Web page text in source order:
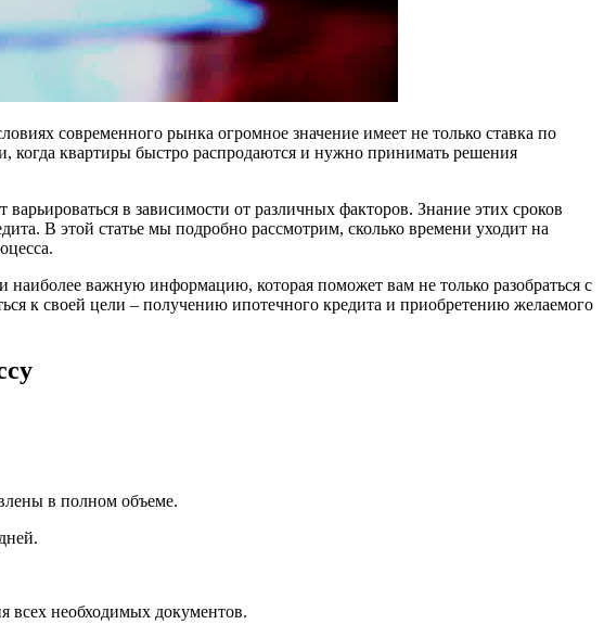
современного рынка огромное значение имеет не только ставка по
когда квартиры быстро распродаются и нужно принимать решения
в зависимости от различных факторов. Знание этих сроков
В этой статье мы подробно рассмотрим, сколько времени уходит на
важную информацию, которая поможет вам не только разобраться с
к своей цели – получению ипотечного кредита и приобретению желаемого
в полном объеме.
всех необходимых документов.